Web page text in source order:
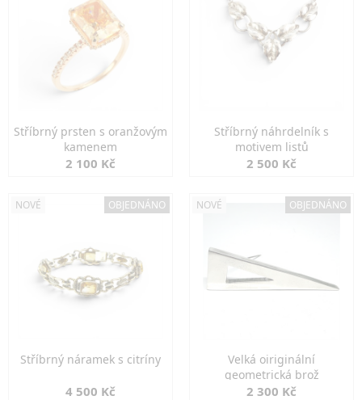
Stříbrný prsten s oranžovým
kamenem
2 100 Kč
Stříbrný náhrdelník s
motivem listů
2 500 Kč
NOVÉ OBJEDNÁNO
Stříbrný náramek s citríny
4 500 Kč
NOVÉ OBJEDNÁNO
Velká oiriginální
geometrická brož
2 300 Kč